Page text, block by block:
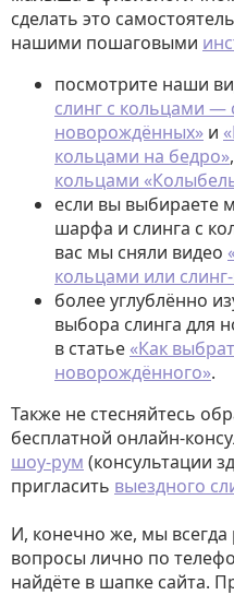
сделать это
нашими пошаговыми
посмотрите наши
слинг с кольцами —
новорождённых» и
кольцами на бедро»,
кольцами
если вы выбираете
шарфа и слинга с
вас мы сняли видео
кольцами или
более углублённо
выбора слинга для
в статье «Как
новорождённого».
Также не стесняйтесь
бесплатной онлайн-
шоу-рум (консультации
пригласить выездного
И, конечно же, мы
вопросы лично по
найдёте в шапке сайта.